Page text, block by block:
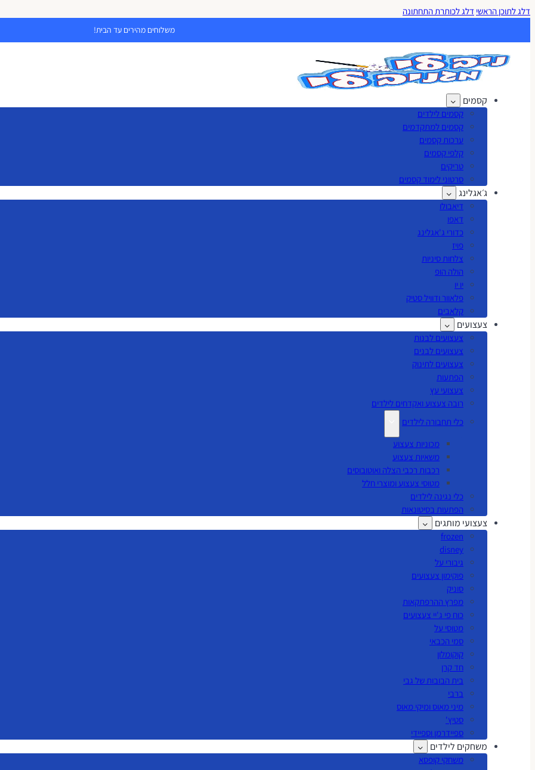
דלג לתוכן הראשי דלג לכותרת התחתונה
משלוחים מהירים עד הבית!
קסמים
קסמים לילדים
קסמים למתקדמים
ערכות קסמים
קלפי קסמים
טריקים
סרטוני לימוד קסמים
ג׳אגלינג
דיאבולו
דאפו
כדורי ג'אגלינג
פויז
צלחות סיניות
הולה הופ
יו יו
פלאוור ודוויל סטיק
קלאבים
צעצועים
צעצועים לבנות
צעצועים לבנים
צעצועים לתינוק
הפתעות
צעצועי עץ
רובה צעצוע ואקדחים לילדים
כלי תחבורה לילדים
מכוניות צעצוע
משאיות צעצוע
רכבות רכבי הצלה ואוטובוסים
מטוסי צעצוע ומוצרי חלל
כלי נגינה לילדים
הפתעות בסיטונאות
צעצועי מותגים
frozen
disney
גיבורי על
פוקימון צעצועים
סוניק
מפרץ ההרפתקאות
כוח פי ג'יי צעצועים
מטוסי על
סמי הכבאי
קוקומלון
חד קרן
בית הבובות של גבי
ברבי
מיני מאוס ומיקי מאוס
סטיץ'
ספיידרמן וספיידי
משחקים לילדים
משחקי קופסא